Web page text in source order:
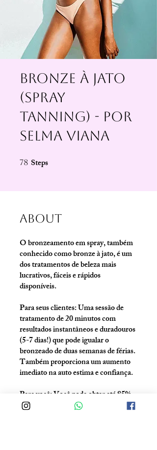
Bronze à Jato
(Spray
Tanning) - Por
Selma Viana
78 Steps
About
O bronzeamento em spray, também
conhecido como bronze à jato, é um
dos tratamentos de beleza mais
lucrativos, fáceis e rápidos
disponíveis.
Para seus clientes: Uma sessão de
tratamento de 20 minutos com
resultados instantâneos e duradouros
(5-7 dias!) que pode igualar o
bronzeado de duas semanas de férias.
Também proporciona um aumento
imediato na auto estima e confiança.
Para você: Você pode obter até 85%
de lucro em apenas 20 minutos ou